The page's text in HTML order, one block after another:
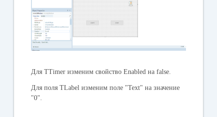
Для TTimer изменим свойство Enabled на false.
Для поля TLabel изменим поле "Text" на значение
"0".